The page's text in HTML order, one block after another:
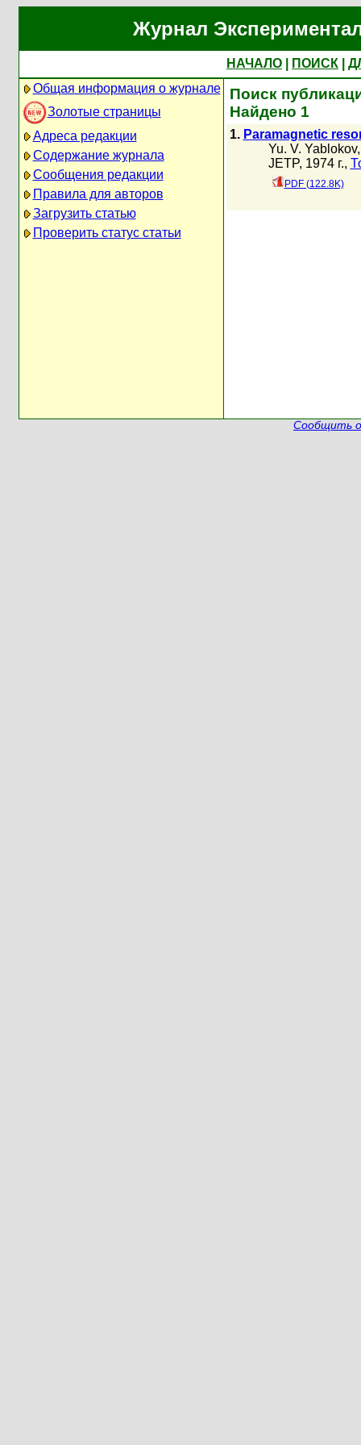
Журнал
НАЧАЛО ПОИСК
Общая информация о журнале
Золотые страницы
Адреса редакции
Содержание журнала
Сообщения редакции
Правила для авторов
Загрузить статью
Проверить статус статьи
Поиск
Найдено 1
1. Paramagnetic
Yu. V. Yablokov
JETP, 1974 г.,
PDF (122.8K)
Сообщить о